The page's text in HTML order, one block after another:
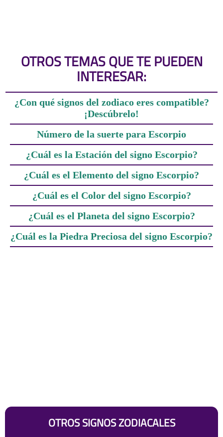
OTROS TEMAS QUE TE PUEDEN
INTERESAR:
¿Con qué signos del zodiaco eres compatible?
¡Descúbrelo!
Número de la suerte para Escorpio
¿Cuál es la Estación del signo Escorpio?
¿Cuál es el Elemento del signo Escorpio?
¿Cuál es el Color del signo Escorpio?
¿Cuál es el Planeta del signo Escorpio?
¿Cuál es la Piedra Preciosa del signo Escorpio?
OTROS SIGNOS ZODIACALES